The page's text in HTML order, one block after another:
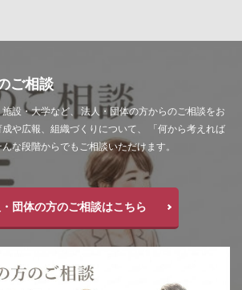
ご相談
設・大学など、 法人・団体の方からのご相談をお
や広報、組織づくりについて、 「何から考えれば
な段階からでもご相談いただけます。
団体の方のご相談はこちら